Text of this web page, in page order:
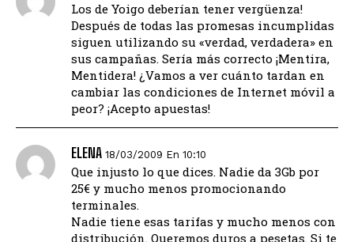
Los de Yoigo deberían tener vergüenza!
Después de todas las promesas incumplidas
siguen utilizando su «verdad, verdadera» en
sus campañas. Sería más correcto ¡Mentira,
Mentidera! ¿Vamos a ver cuánto tardan en
cambiar las condiciones de Internet móvil a
peor? ¡Acepto apuestas!
ELENA 18/03/2009 En 10:10
Que injusto lo que dices. Nadie da 3Gb por
25€ y mucho menos promocionando
terminales.
Nadie tiene esas tarifas y mucho menos con
distribución. Queremos duros a pesetas. Si te